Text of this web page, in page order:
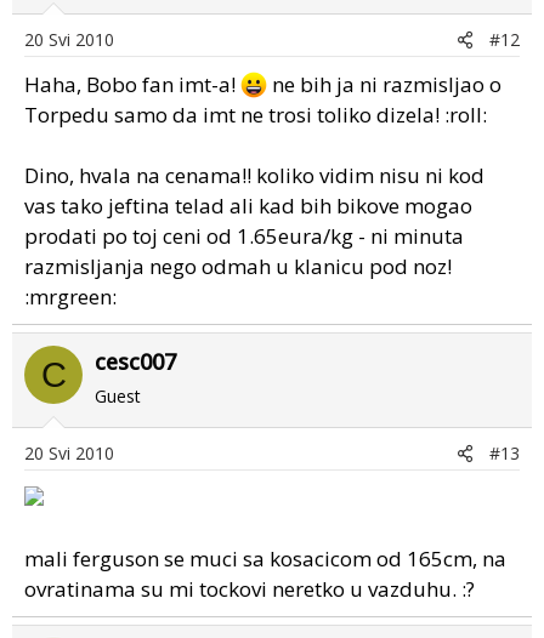
20 Svi 2010 #12
Haha, Bobo fan imt-a!
ne bih ja ni razmisljao o
Torpedu samo da imt ne trosi toliko dizela! :roll:
Dino, hvala na cenama!! koliko vidim nisu ni kod
vas tako jeftina telad ali kad bih bikove mogao
prodati po toj ceni od 1.65eura/kg - ni minuta
razmisljanja nego odmah u klanicu pod noz!
:mrgreen:
C cesc007
Guest
20 Svi 2010 #13
mali ferguson se muci sa kosacicom od 165cm, na
ovratinama su mi tockovi neretko u vazduhu. :?